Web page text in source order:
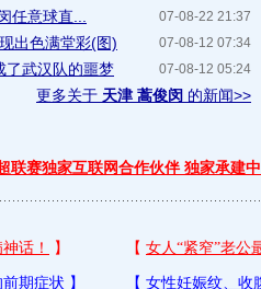
07-08-22 21:37
任意球直...
07-08-12 07:34
出色满堂彩(图)
07-08-12 05:24
了武汉队的噩梦
更多关于 天津 蒿俊闵 的新闻>>
联赛独家互联网合作伙伴 独家承建